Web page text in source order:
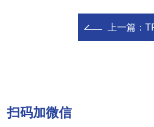
上一篇：
扫码加微信